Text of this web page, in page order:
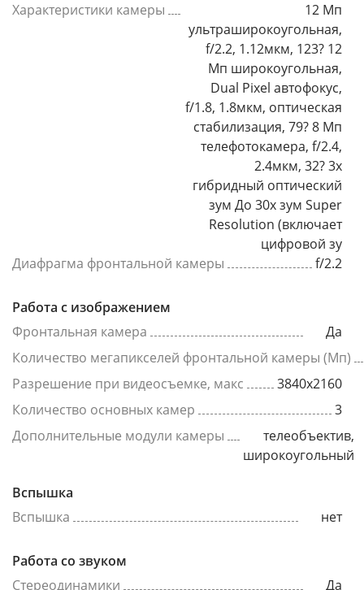
Характеристики камеры
12 Мп
ультраширокоугольная,
f/2.2, 1.12мкм, 123? 12
Мп широкоугольная,
Dual Pixel автофокус,
f/1.8, 1.8мкм, оптическая
стабилизация, 79? 8 Мп
телефотокамера, f/2.4,
2.4мкм, 32? 3x
гибридный оптический
зум До 30x зум Super
Resolution (включает
цифровой зу
Диафрагма фронтальной камеры
f/2.2
Работа с изображением
Фронтальная камера
Да
Количество мегапикселей фронтальной камеры (Мп)
Разрешение при видеосъемке, макс
3840x2160
Количество основных камер
3
Дополнительные модули камеры
телеобъектив,
широкоугольный
Вспышка
Вспышка
нет
Работа со звуком
Стереодинамики
Да